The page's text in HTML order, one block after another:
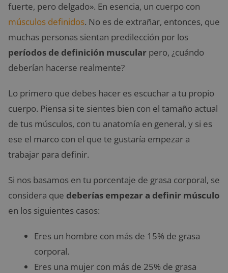
fuerte, pero delgado». En esencia, un cuerpo con
músculos definidos. No es de extrañar, entonces, que
muchas personas sientan predilección por los
períodos de definición muscular pero, ¿cuándo
deberían hacerse realmente?
Lo primero que debes hacer es escuchar a tu propio
cuerpo. Piensa si te sientes bien con el tamaño actual
de tus músculos, con tu anatomía en general, y si es
ese el marco con el que te gustaría empezar a
trabajar para definir.
Si nos basamos en tu porcentaje de grasa corporal, se
considera que deberías empezar a definir músculo
en los siguientes casos:
Eres un hombre con más de 15% de grasa
corporal.
Eres una mujer con más de 25% de grasa